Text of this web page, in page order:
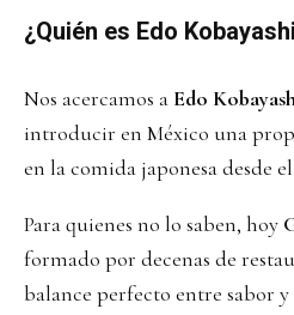
¿Quién es Edo
Nos acercamos a Edo
introducir en México una
en la comida japonesa desde el
Para quienes no lo saben, hoy
formado por decenas de
balance perfecto entre sabor